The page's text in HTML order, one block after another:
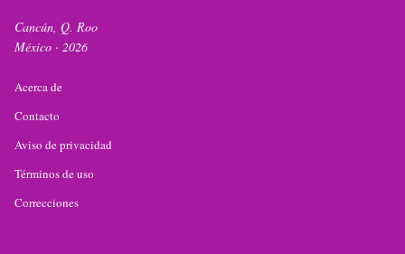
Cancún, Q. Roo
México · 2026
Acerca de
Contacto
Aviso de privacidad
Términos de uso
Correcciones